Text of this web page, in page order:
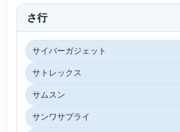
さ行
サイバーガジェット
サトレックス
サムスン
サンワサプライ